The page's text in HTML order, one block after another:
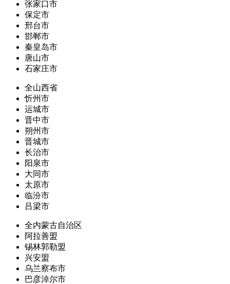
张家口市
保定市
邢台市
邯郸市
秦皇岛市
唐山市
石家庄市
全山西省
忻州市
运城市
晋中市
朔州市
晋城市
长治市
阳泉市
大同市
太原市
临汾市
吕梁市
全内蒙古自治区
阿拉善盟
锡林郭勒盟
兴安盟
乌兰察布市
巴彦淖尔市